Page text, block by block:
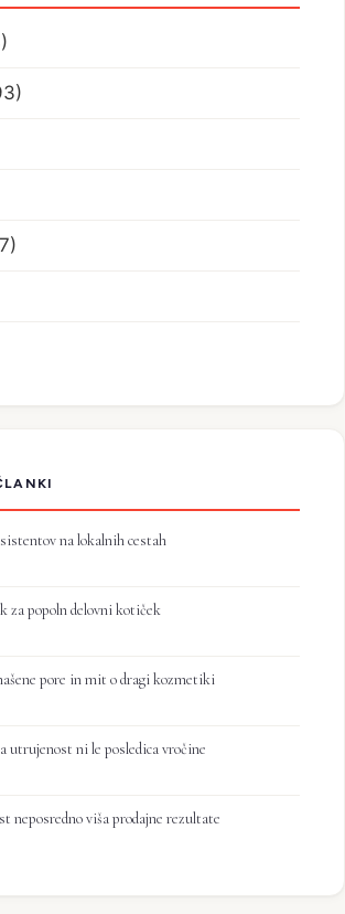
na lokalnih cestah
za popoln delovni kotiček
pore in mit o dragi kozmetiki
utrujenost ni le posledica vročine
neposredno viša prodajne rezultate